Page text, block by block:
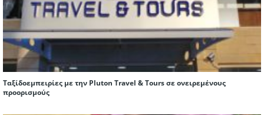
Ταξίδοεμπειρίες με την Pluton Travel & Tours σε ονειρεμένους
προορισμούς